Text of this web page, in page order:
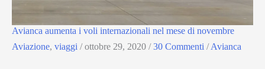
Avianca aumenta i voli internazionali nel mese di novembre
Aviazione, viaggi /ottobre 29, 2020 /30 Commenti /Avianca